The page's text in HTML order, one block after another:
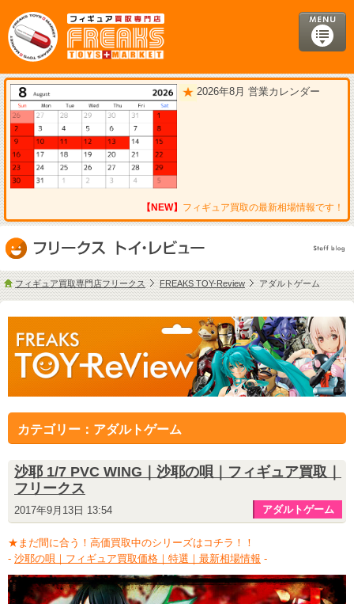
2026年8月 営業カレンダー
【NEW】 フィギュア買取の最新相場情報です！
フィギュア買取専門店フリークス FREAKS TOY-Review アダルトゲーム
カテゴリー：アダルトゲーム
沙耶 1/7 PVC WING｜沙耶の唄｜フィギュア買取｜
フリークス
2017年9月13日 13:54 アダルトゲーム
★まだ間に合う！高価買取中のシリーズはコチラ！！
- 沙耶の唄｜フィギュア買取価格｜特選｜最新相場情報 -